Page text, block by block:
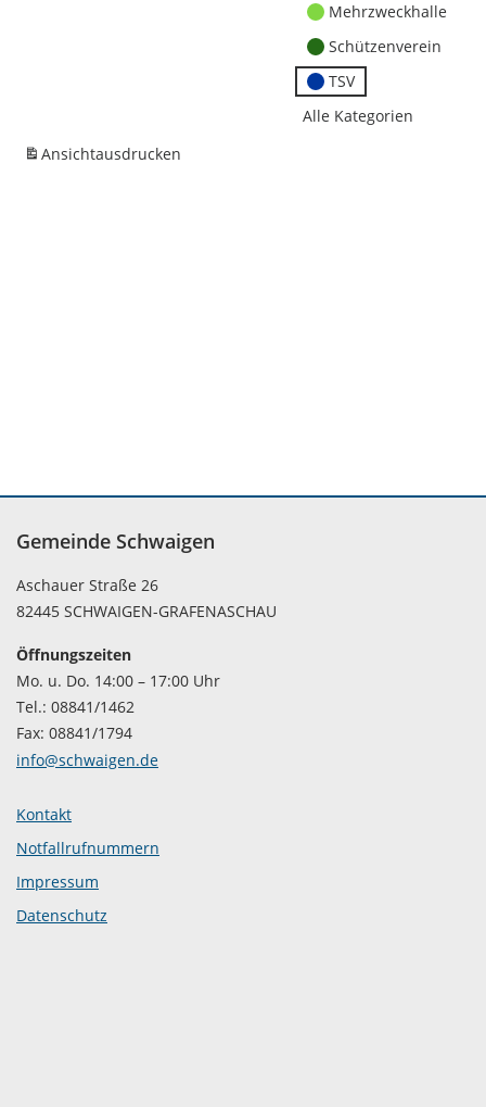
Mehrzweckhalle
Schützenverein
TSV
Alle Kategorien
Ansichtausdrucken
Gemeinde Schwaigen
Aschauer Straße 26
82445 SCHWAIGEN-GRAFENASCHAU
Öffnungszeiten
Mo. u. Do. 14:00 – 17:00 Uhr
Tel.: 08841/1462
Fax: 08841/1794
info@schwaigen.de
Kontakt
Notfallrufnummern
Impressum
Datenschutz